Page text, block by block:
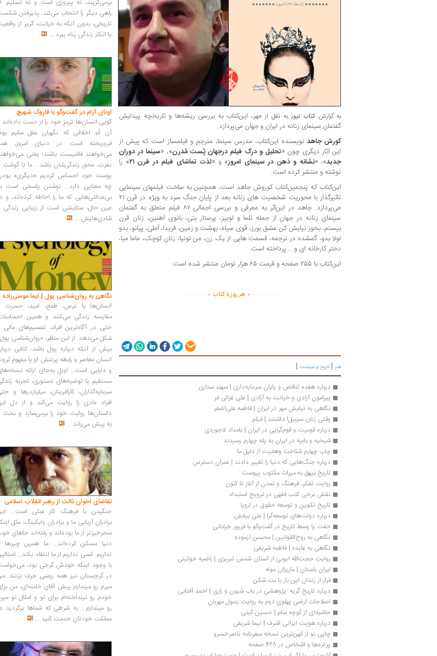
به گزارش کتاب نیوز به نقل از مهر، این‌کتاب به بررسی ریشه‌ها و تاریخچه پیدایش
گفتمان سینمای زنانه در ایران و جهان می‌پردازد.
کورش جاهدنویسنده این‌کتاب، مدرس سینما، مترجم و فیلمساز است که پیش از
این آثار دیگری چون «تحلیل و درک فیلم درجهان پُست مُدرن»، «سینما در دوران
جدید»، «نشانه و ذهن در سینمای امروز» و «لذت تماشای فیلم در قرن ۲۱ » را
نوشته و منتشر کرده است.
این‌کتاب که پنجمین‌کتاب کوروش جاهد است، همچنین به ساخت فیلمهای سینمایی
تاثیرگذار با محوریت شخصیت های زنانه بعد از پایان جنگ سرد به ویژه در قرن ۲۱
می‌پردازد. جاهد در این‌اثر به معرفی و بررسی اجمالی ۸۷ فیلم متعلق به گفتمان
سینمای زنانه در جهان از جمله تلما و لوییز، پرستار بتی، بانوی آهنین، زنان قرن
بیستم، بخور نیایش کن عشق بورز، قوی سیاه، بهشت و زمین، فریدا، اَملی، پیانو، بدو
لولا بدو، گمشده در ترجمه، قسمت هایی از یک زن، من تونیا، زنان کوچک، ماما میا،
دختر کارخانه ای و... پرداخته است.
این‌کتاب با ۲۵۵ صفحه و قیمت ۶۵ هزار تومان منتشر شده است.
...............
. هر روز با کتاب .
..............
هنر | تاریخ و سیاست |
درباره هفده تناقض و پایان سرمایه‌داری | سهند ستاری
پیرامون آزادی و خیانت به آزادی | علی غزالی فر
نگاهی به نیایش مهر در ایران | فاطمه علی‌اصغر
وقتی زنان سیبیل! داشتند | فیلم
درباره قومیت و قوم‌گرایی در ایران | بامداد لاجوردی
شیخیه و بابیه در ایران به پله چهارم رسیدند
چاپ چهارم شناخت وهابیت از دلیل ما
درباره جنگ‌هایی که دنیا را تغییر دادند | عمران دسترس
تاریخ بیهق به میراث مکتوب پیوست
روایت تفکر، فرهنگ و تمدن از آغاز تا کنون
نقش برخی کتب فقهی در ترویج استبداد
تاریخ تکوین و توسعه حقوق در اروپا
درباره دولت‌های توسعه‌گرا | علی بیغش
جفت پا وسط تاریخ در گفت‌وگو با فریور خراباتی
نگاهی به روح‌القوانین | محسن آزموده
نگاهی به عایده | فاطمه شریفی
روایت حجت‌الله ایوبی از آستان شمس تبریزی | راضیه خوئینی
ایران باستان | ماریژان موله
فرار از زندان این بار با بت شکن
درباره تاریخ گریه: پژوهشی در باب شیون و زاری | احمد آفتابی
اصلاحات ارضی پهلوی دوم به روایت رسول مهربان
حاشیه‌ای از کوچه سام | حسین گیتی
درباره هویت ایرانی اشرف | نیما شریفی
چاپی نو از کهن‌ترین نسخه سفرنامه‌ ناصرخسرو
پرتره‌ها و اشخاص در 428 صفحه
برمی‌گزیند، نه پیروزی است و نه تسلیم.
راهی دیگر را انتخاب می‌کند: پذیرفتن
تاریخی، بدون آنکه به خیانت، گریز از
یا انکار زندگی پناه ببرد ...
اونای آرام در گفت‌وگو با فاروک شهیچ‭
گویی انسان‌ها ترمزِ خود را از دست داده‌اند
آن کُدِ اخلاقی که نگهبان عقل سلیم
فروریخته است. در دنیای امروز،
می‌خواهند فاشیست باشند؛ یعنی
نفرت، محورِ زندگی‌شان باشد... ما با گوشت
پوست خود احساس کردیم «دیگری»
چه معنایی دارد... نوشتن پاسخی است
بی‌عدالتی‌هایی که ما را احاطه کرده‌اند، و
عین حال، ستایشی است از زیبایی زندگی
شادی‌هایش ...
نگاهی به روان‌شناسی پول | ایما موسی‌زاده
انسان‌ها با ترس، طمع، امید، حسرت
مقایسه زندگی می‌کنند و همین
حتی در آگاه‌ترین افراد، تصمیم‌های مالی
شکل می‌دهد. از این منظر، «روان‌شناسی
بیش از آنکه درباره پول باشد، کتابی
انسان معاصر و رابطه پرتنش او با مفهوم
و دارایی است... اوزل به‌جای ارائه
مستقیم یا توصیه‌های دستوری، تجربه
سرمایه‌گذاران، کارآفرینان، میلیاردرها و
افراد عادی را روایت می‌کند و از دل
داستان‌ها روایت خود را برمی‌سازد و بحث
به پیش می‌راند ...
تقاضای اخوان ثالث از رهبر انقلاب اسلامی
جنگیدن با فرهنگ کار عبثی است...
برادران آریایی ما و برادران وایکینگ، مثل
سحرخیزتر از ما بوده‌اند و رفته‌اند جاهای
دنیا مسکن کرده‌اند... ما همین چیزها
نداریم. کسی نداریم از ما انتقاد بکند...
با وجود اینکه خودش گرجی بود،
در گرجستان نیز همه روسی حرف
میرم رو میندازم پیش آقای خامنه‌ای، من
خودم رو نینداخته‌ام برای تو و امثال تو
رو میندازم... به شرطی که شماها برگردید
مملکت خودتان خدمت کنید ...